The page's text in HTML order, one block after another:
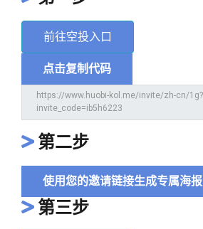
前往空投入口
点击复制代码
第二步
使用您的邀请链接生成专属海报
第三步